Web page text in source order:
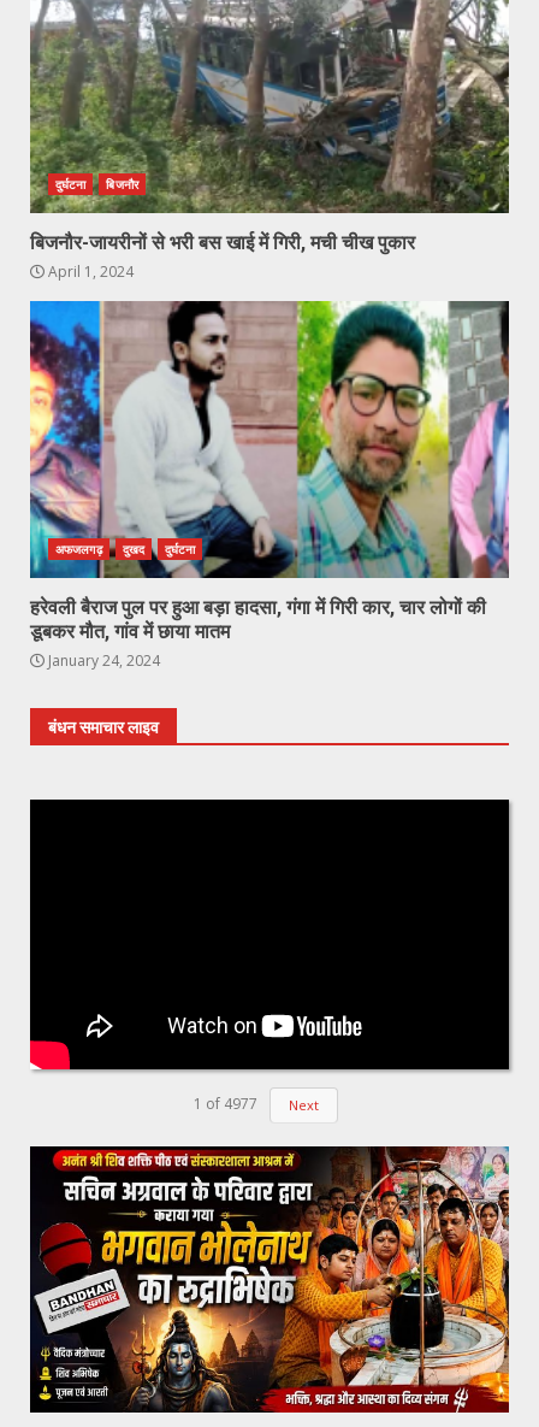
दुर्घटना बिजनौर
बिजनौर-जायरीनों से भरी बस खाई में गिरी, मची चीख पुकार
April 1, 2024
अफजलगढ़ दुखद दुर्घटना
हरेवली बैराज पुल पर हुआ बड़ा हादसा, गंगा में गिरी कार, चार लोगों की
डूबकर मौत, गांव में छाया मातम
January 24, 2024
बंधन समाचार लाइव
1 of 4977 Next